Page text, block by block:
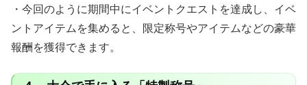
・今回のように期間中にイベントクエストを達成し、イベ
ントアイテムを集めると、限定称号やアイテムなどの豪華
報酬を獲得できます。